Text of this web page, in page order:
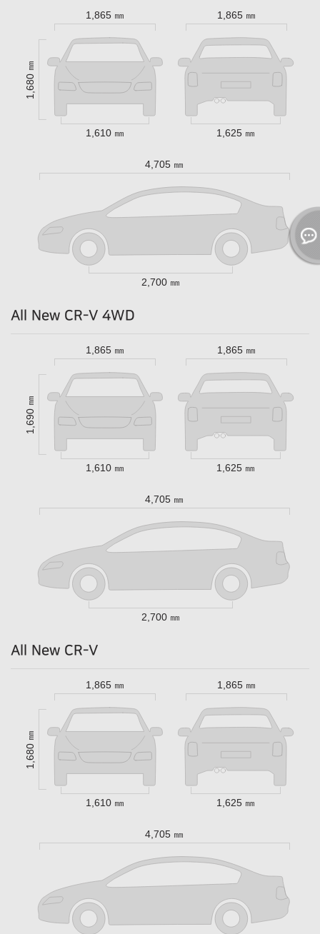
1,865 ㎜ 1,865 ㎜
1,680 ㎜
1,610 ㎜ 1,625 ㎜
4,705 ㎜
2,700 ㎜
All New CR-V 4WD
1,865 ㎜ 1,865 ㎜
1,690 ㎜
1,610 ㎜ 1,625 ㎜
4,705 ㎜
2,700 ㎜
All New CR-V
1,865 ㎜ 1,865 ㎜
1,680 ㎜
1,610 ㎜ 1,625 ㎜
4,705 ㎜